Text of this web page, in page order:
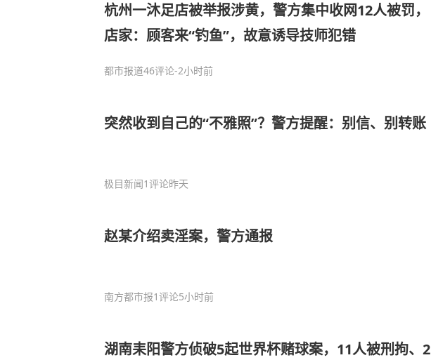
杭州一沐足店被举报涉黄，警方集中收网12人被罚，
店家：顾客来“钓鱼”，故意诱导技师犯错
都市报道46评论-2小时前
突然收到自己的“不雅照”？警方提醒：别信、别转账
极目新闻1评论昨天
赵某介绍卖淫案，警方通报
南方都市报1评论5小时前
湖南耒阳警方侦破5起世界杯赌球案，11人被刑拘、2